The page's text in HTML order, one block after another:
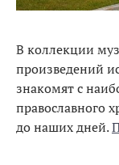
В коллекции
произведений
знакомят с
православного
до наших дней.